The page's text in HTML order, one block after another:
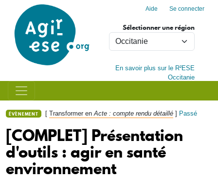
Aller au contenu principal
Aide Se connecter
Sélectionner une région
En savoir plus sur le R²ESE
Occitanie
ÉVÈNEMENT [Transformer enActe : compte rendu détaillé ] Passé
[COMPLET] Présentation
d'outils : agir en santé
environnement